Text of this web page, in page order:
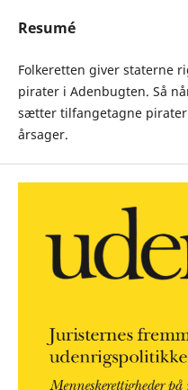
Resumé
Folkeretten giver staterne
pirater i Adenbugten. Så
sætter tilfangetagne
årsager.